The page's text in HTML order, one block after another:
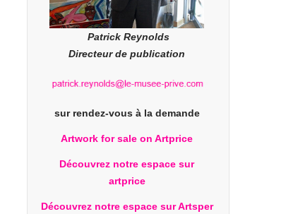
Patrick Reynolds
Directeur de publication
sur rendez-vous à la demande
Artwork for sale on Artprice
Découvrez notre espace sur
artprice
Découvrez notre espace sur Artsper